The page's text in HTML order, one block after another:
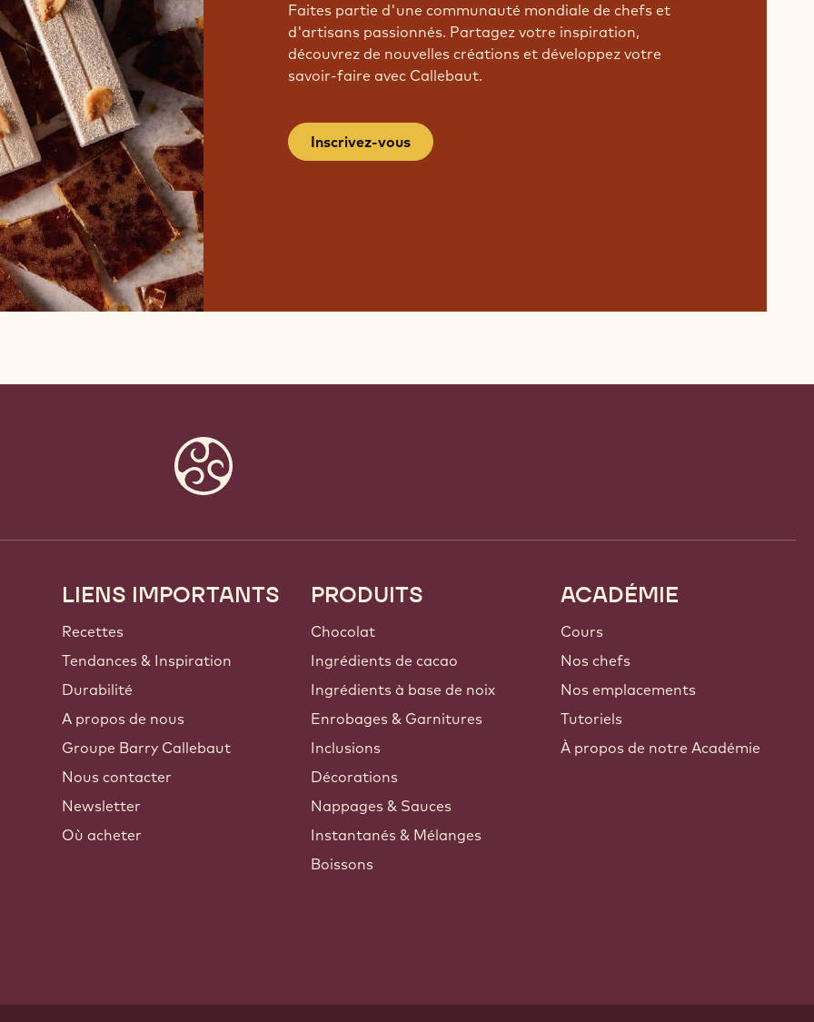
Faites partie d'une communauté mondiale de chefs et
d'artisans passionnés. Partagez votre inspiration,
découvrez de nouvelles créations et développez votre
savoir-faire avec Callebaut.
Inscrivez-vous
Footer
Callebaut
LIENS IMPORTANTS
Recettes
Tendances & Inspiration
Durabilité
A propos de nous
Groupe Barry Callebaut
Nous contacter
Newsletter
Où acheter
PRODUITS
Chocolat
Ingrédients de cacao
Ingrédients à base de noix
Enrobages & Garnitures
Inclusions
Décorations
Nappages & Sauces
Instantanés & Mélanges
Boissons
ACADÉMIE
Cours
Nos chefs
Nos emplacements
Tutoriels
À propos de notre Académie